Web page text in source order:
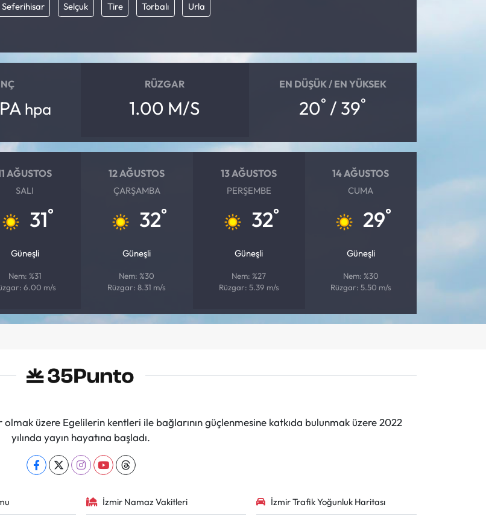
Seferihisar Selçuk Tire Torbalı Urla
hpa
RÜZGAR
1.00 M/S
EN DÜŞÜK / EN YÜKSEK
20° / 39°
AĞUSTOS
SALI
31°
Güneşli
Nem: %31
6.00 m/s
12 AĞUSTOS
ÇARŞAMBA
32°
Güneşli
Nem: %30
Rüzgar: 8.31 m/s
13 AĞUSTOS
PERŞEMBE
32°
Güneşli
Nem: %27
Rüzgar: 5.39 m/s
14 AĞUSTOS
CUMA
29°
Güneşli
Nem: %30
Rüzgar: 5.50 m/s
üzere Egelilerin kentleri ile bağlarının güçlenmesine katkıda bulunmak üzere 2022
yılında yayın hayatına başladı.
İzmir Namaz Vakitleri İzmir Trafik Yoğunluk Haritası